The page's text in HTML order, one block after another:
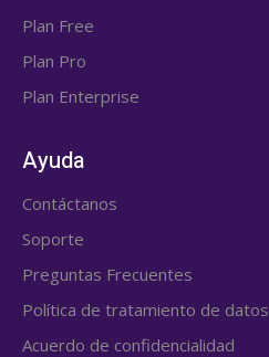
Plan Free
Plan Pro
Plan Enterprise
Ayuda
Contáctanos
Soporte
Preguntas Frecuentes
Política de tratamiento de datos
Acuerdo de confidencialidad